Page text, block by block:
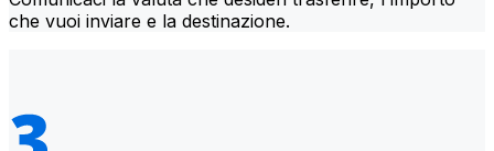
che vuoi inviare e la destinazione.